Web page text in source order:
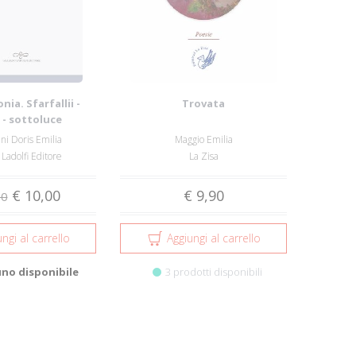
Sfarfallii -
sottoluce
Doris Emilia
Editore
€ 10,00
al carrello
disponibile
Trovata
Maggio Emilia
La Zisa
€ 9,90
Aggiungi al carrello
3 prodotti disponibili